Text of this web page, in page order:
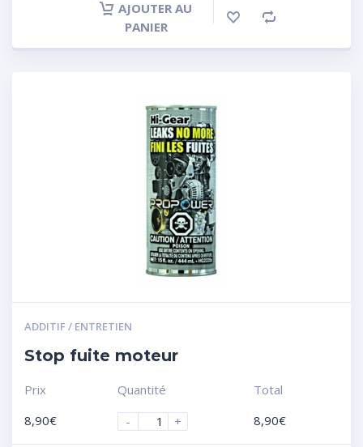
AJOUTER AU
PANIER
ADDITIF / ENTRETIEN
Stop fuite moteur
Prix
8,90€
Quantité
-
+
Total
8,90€